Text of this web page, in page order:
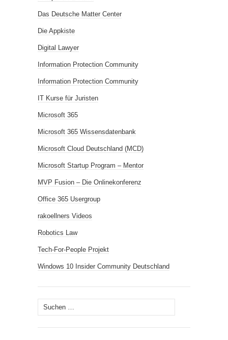
Das Deutsche Matter Center
Die Appkiste
Digital Lawyer
Information Protection Community
Information Protection Community
IT Kurse für Juristen
Microsoft 365
Microsoft 365 Wissensdatenbank
Microsoft Cloud Deutschland (MCD)
Microsoft Startup Program – Mentor
MVP Fusion – Die Onlinekonferenz
Office 365 Usergroup
rakoellners Videos
Robotics Law
Tech-For-People Projekt
Windows 10 Insider Community Deutschland
Suchen
nach: